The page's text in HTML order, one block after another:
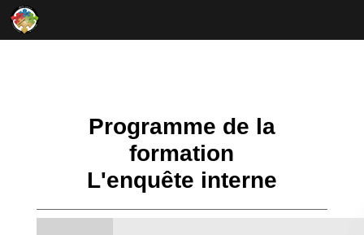
Programme de la
formation
L'enquête interne